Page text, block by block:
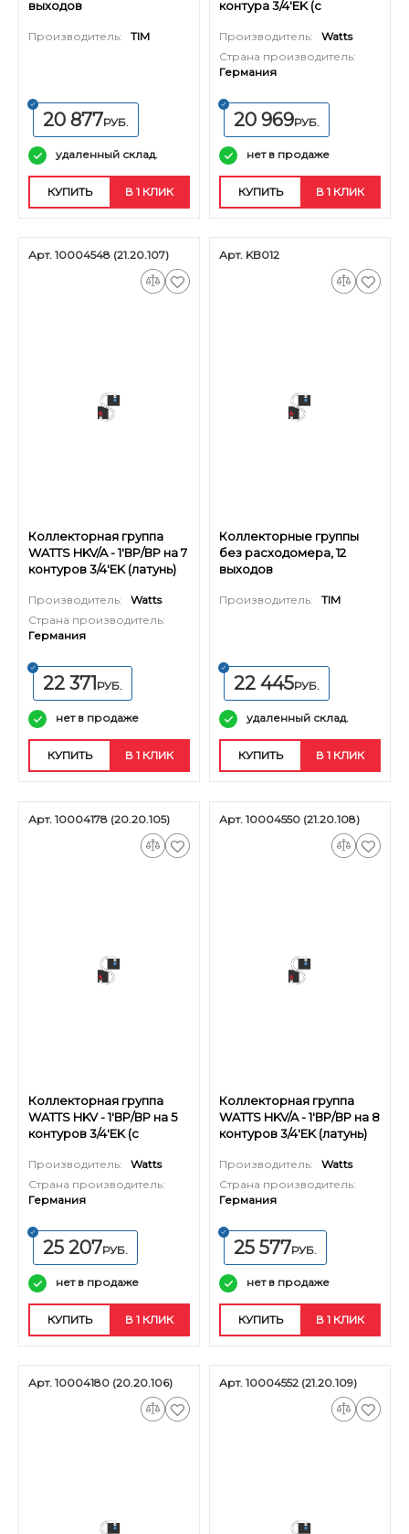
выходов
Производитель: TIM
20 877РУБ.
удаленный склад.
КУПИТЬ В 1 КЛИК
контура 3/4'EK (с
Производитель:
Watts
Страна производитель:
Германия
20 969РУБ.
нет в продаже
КУПИТЬ В 1 КЛИК
Арт. 10004548 (21.20.107)
Коллекторная группа
WATTS HKV/A - 1'ВР/ВР на 7
контуров 3/4'EK (латунь)
Производитель:
Watts
Страна производитель:
Германия
22 371РУБ.
нет в продаже
КУПИТЬ В 1 КЛИК
Арт. KB012
Коллекторные группы
без расходомера, 12
выходов
Производитель: TIM
22 445РУБ.
удаленный склад.
КУПИТЬ В 1 КЛИК
Арт. 10004178 (20.20.105)
Коллекторная группа
WATTS HKV - 1'ВР/ВР на 5
контуров 3/4'EK (с
Производитель:
Watts
Страна производитель:
Германия
25 207РУБ.
нет в продаже
КУПИТЬ В 1 КЛИК
Арт. 10004550 (21.20.108)
Коллекторная группа
WATTS HKV/A - 1'ВР/ВР на 8
контуров 3/4'EK (латунь)
Производитель:
Watts
Страна производитель:
Германия
25 577РУБ.
нет в продаже
КУПИТЬ В 1 КЛИК
Арт. 10004180 (20.20.106) Арт. 10004552 (21.20.109)